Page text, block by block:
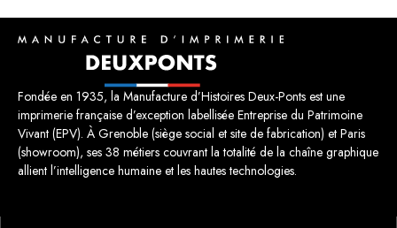
Fondée en 1935, la Manufacture d’Histoires Deux-Ponts est une
imprimerie française d’exception labellisée Entreprise du Patrimoine
Vivant (EPV). À Grenoble (siège social et site de fabrication) et Paris
(showroom), ses 38 métiers couvrant la totalité de la chaîne graphique
allient l’intelligence humaine et les hautes technologies.